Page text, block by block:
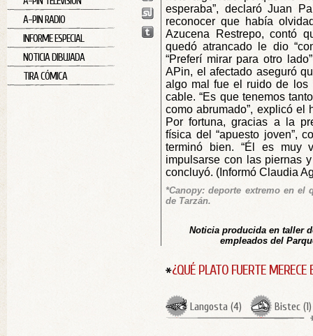
A-PIN RADIO
INFORME ESPECIAL
NOTICIA DIBUJADA
TIRA CÓMICA
esperaba”, declaró Juan
reconocer que había
Azucena Restrepo, contó
quedó atrancado le dio
“Preferí mirar para otro
APin, el afectado aseguró
algo mal fue el ruido de los
cable. “Es que tenemos
como abrumado”, explicó el
Por fortuna, gracias a la
física del “apuesto joven”,
terminó bien. “Él es muy
impulsarse con las piernas
concluyó. (Informó Claudia
*Canopy: deporte extremo en el
de Tarzán.
Noticia producida en taller
empleados del
¿QUÉ PLATO FUERTE MERECE
Langosta (4) Bistec (1)